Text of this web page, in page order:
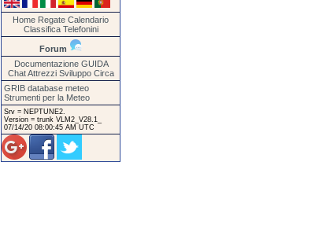
Home Regate Calendario
Classifica Telefonini
Forum
Documentazione GUIDA
Chat Attrezzi Sviluppo Circa
GRIB database meteo
Strumenti per la Meteo
Srv = NEPTUNE2.
Version = trunk VLM2_V28.1_
07/14/20 08:00:45 AM UTC